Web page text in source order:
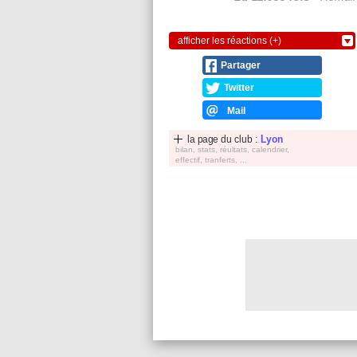
afficher les réactions (+)
Partager
Twitter
Mail
la page du club : Lyon
bilan, stats, réultats, calendrier,
effectif, tranferts, ...